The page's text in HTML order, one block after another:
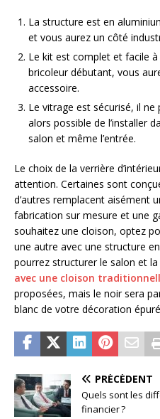
La structure est en
et vous aurez un côté
Le kit est complet et facile
bricoleur débutant, vous
accessoire.
Le vitrage est sécurisé, il
alors possible de l’installer
salon et même l’entrée.
Le choix de la verrière
attention. Certaines sont
d’autres remplacent aisément
fabrication sur mesure et une
souhaitez une cloison, optez
une autre avec une structure
pourrez structurer le salon et la
avec une cloison
proposées, mais le noir sera
blanc de votre décoration
PRÉCÉDENT
Quels sont les
financier ?